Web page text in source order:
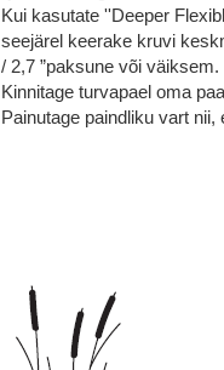
Kui kasutate ''Deeper
seejärel keerake kruvi
/ 2,7 ”paksune või väiksem.
Kinnitage turvapael oma
Painutage paindliku vart